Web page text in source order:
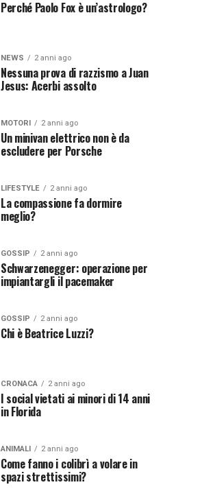
Perché Paolo Fox è un’astrologo?
NEWS 2 anni ago
Nessuna prova di razzismo a Juan
Jesus: Acerbi assolto
MOTORI 2 anni ago
Un minivan elettrico non è da
escludere per Porsche
LIFESTYLE 2 anni ago
La compassione fa dormire
meglio?
GOSSIP 2 anni ago
Schwarzenegger: operazione per
impiantargli il pacemaker
GOSSIP 2 anni ago
Chi è Beatrice Luzzi?
CRONACA 2 anni ago
I social vietati ai minori di 14 anni
in Florida
ANIMALI 2 anni ago
Come fanno i colibrì a volare in
spazi strettissimi?